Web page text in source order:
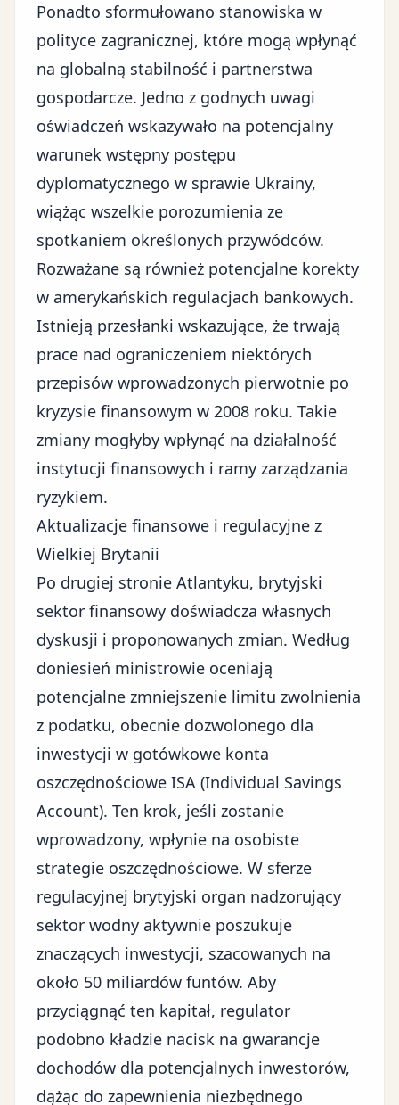
Ponadto sformułowano stanowiska w
polityce zagranicznej, które mogą wpłynąć
na globalną stabilność i partnerstwa
gospodarcze. Jedno z godnych uwagi
oświadczeń wskazywało na potencjalny
warunek wstępny postępu
dyplomatycznego w sprawie Ukrainy,
wiążąc wszelkie porozumienia ze
spotkaniem określonych przywódców.
Rozważane są również potencjalne korekty
w amerykańskich regulacjach bankowych.
Istnieją przesłanki wskazujące, że trwają
prace nad ograniczeniem niektórych
przepisów wprowadzonych pierwotnie po
kryzysie finansowym w 2008 roku. Takie
zmiany mogłyby wpłynąć na działalność
instytucji finansowych i ramy zarządzania
ryzykiem.
Aktualizacje finansowe i regulacyjne z
Wielkiej Brytanii
Po drugiej stronie Atlantyku, brytyjski
sektor finansowy doświadcza własnych
dyskusji i proponowanych zmian. Według
doniesień ministrowie oceniają
potencjalne zmniejszenie limitu zwolnienia
z podatku, obecnie dozwolonego dla
inwestycji w gotówkowe konta
oszczędnościowe ISA (Individual Savings
Account). Ten krok, jeśli zostanie
wprowadzony, wpłynie na osobiste
strategie oszczędnościowe. W sferze
regulacyjnej brytyjski organ nadzorujący
sektor wodny aktywnie poszukuje
znaczących inwestycji, szacowanych na
około 50 miliardów funtów. Aby
przyciągnąć ten kapitał, regulator
podobno kładzie nacisk na gwarancje
dochodów dla potencjalnych inwestorów,
dążąc do zapewnienia niezbędnego